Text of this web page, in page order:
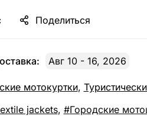
Поделиться
Авг 10 - 16, 2026
мотокуртки,
jackets, Городские